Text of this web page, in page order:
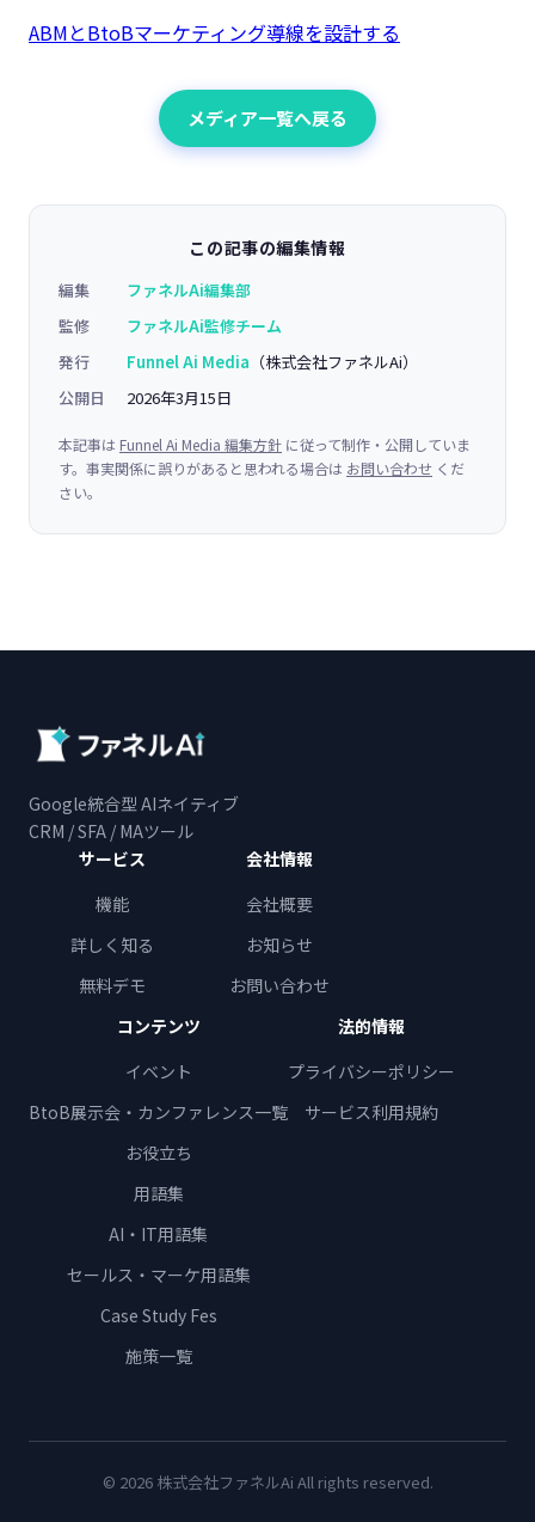
ABMとBtoBマーケティング導線を設計する
メディア一覧へ戻る
この記事の編集情報
編集
ファネルAi編集部
監修
ファネルAi監修チーム
発行
Funnel Ai Media （株式会社ファネルAi）
公開日
2026年3月15日
本記事は Funnel Ai Media 編集方針 に従って制作・公開していま
す。事実関係に誤りがあると思われる場合は お問い合わせ くだ
さい。
Google統合型 AIネイティブ
CRM / SFA / MAツール
サービス
機能
詳しく知る
無料デモ
会社情報
会社概要
お知らせ
お問い合わせ
コンテンツ
イベント
BtoB展示会・カンファレンス一覧
お役立ち
用語集
AI・IT用語集
セールス・マーケ用語集
Case Study Fes
施策一覧
法的情報
プライバシーポリシー
サービス利用規約
© 2026 株式会社ファネルAi All rights reserved.